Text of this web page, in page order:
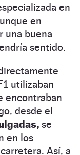
en
en
una buena
sentido.
utilizaban
encontraban
desde el
se
en los
Así, a